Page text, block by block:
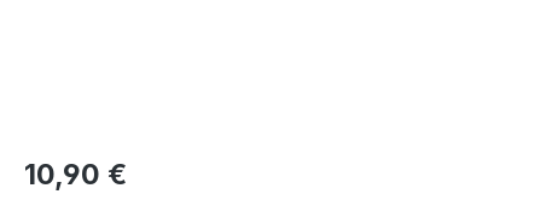
Regulärer Preis:
10,90 €